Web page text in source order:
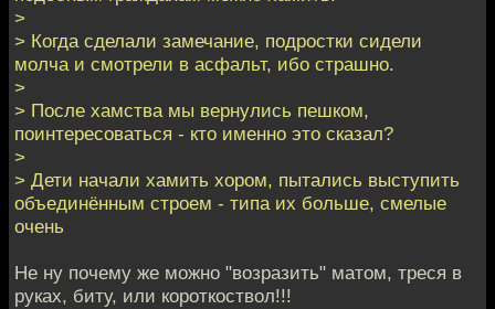
>
> Когда сделали замечание, подростки сидели
молча и смотрели в асфальт, ибо страшно.
>
> После хамства мы вернулись пешком,
поинтересоваться - кто именно это сказал?
>
> Дети начали хамить хором, пытались выступить
объединённым строем - типа их больше, смелые
очень
Не ну почему же можно "возразить" матом, треся в
руках, биту, или короткоствол!!!